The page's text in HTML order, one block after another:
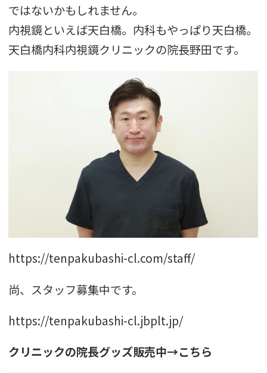
ではないかもしれません。
内視鏡といえば天白橋。内科もやっぱり天白橋。
天白橋内科内視鏡クリニックの院長野田です。
https://tenpakubashi-cl.com/staff/
尚、スタッフ募集中です。
https://tenpakubashi-cl.jbplt.jp/
クリニックの院長グッズ販売中→こちら